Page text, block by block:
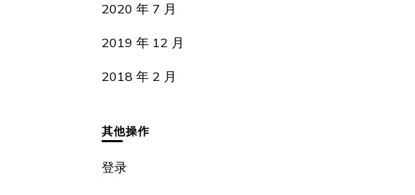
2020 年 7 月
2019 年 12 月
2018 年 2 月
其他操作
登录